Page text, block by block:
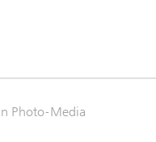
Photo-Media